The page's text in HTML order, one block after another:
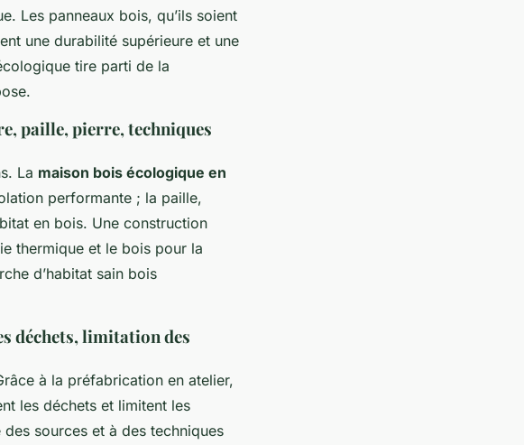
Les panneaux bois, qu’ils soient
une durabilité supérieure et une
tire parti de la
paille, pierre, techniques
La maison bois écologique en
performante ; la paille,
en bois. Une construction
thermique et le bois pour la
d’habitat sain bois
déchets, limitation des
à la préfabrication en atelier,
les déchets et limitent les
sources et à des techniques